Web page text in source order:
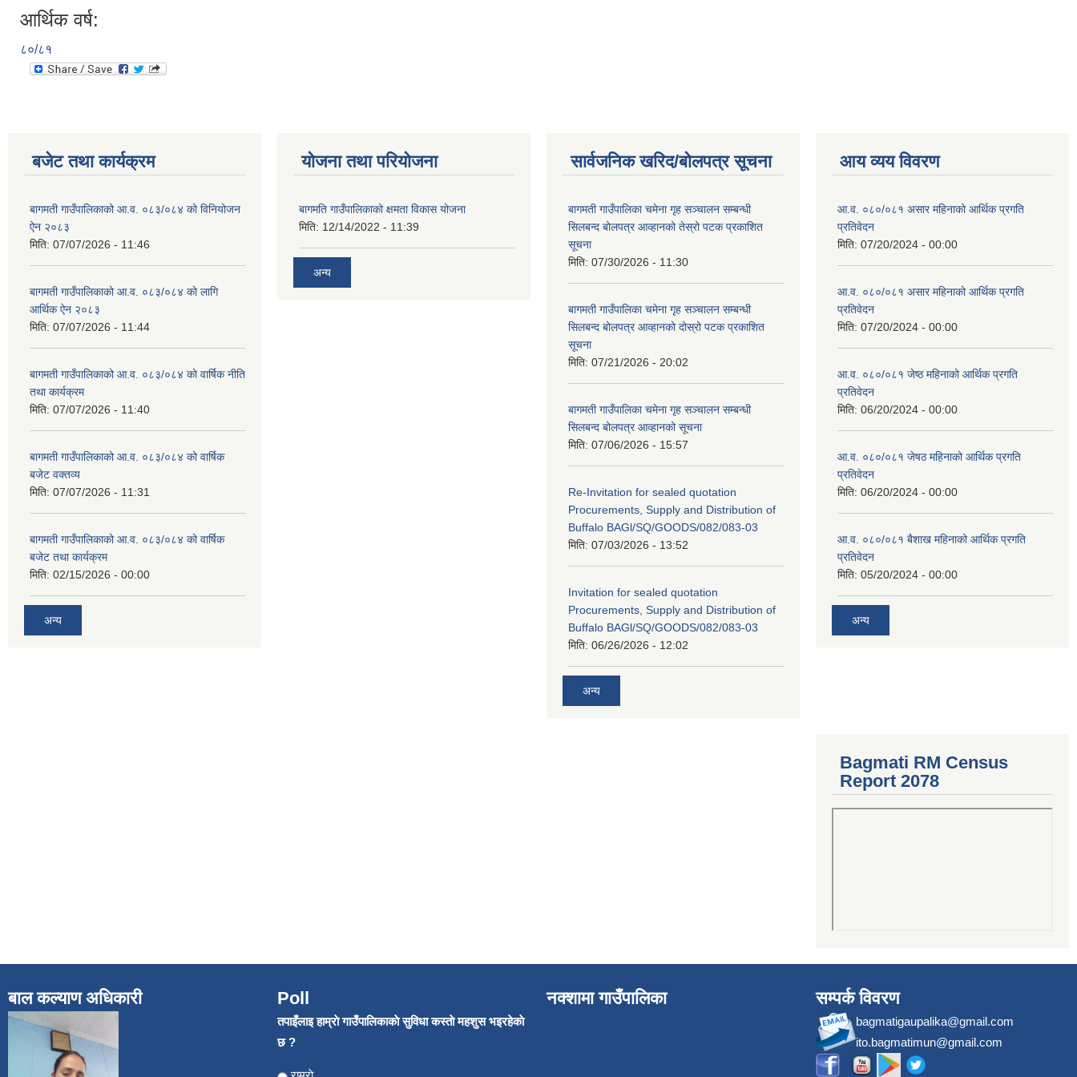
आर्थिक वर्ष:
८०/८१
बजेट तथा कार्यक्रम
बागमती गाउँपालिकाको आ.व. ०८३/०८४ को विनियोजन
ऐन २०८३
मिति: 07/07/2026 - 11:46
बागमती गाउँपालिकाको आ.व. ०८३/०८४ को लागि
आर्थिक ऐन २०८३
मिति: 07/07/2026 - 11:44
बागमती गाउँपालिकाको आ.व. ०८३/०८४ को वार्षिक नीति
तथा कार्यक्रम
मिति: 07/07/2026 - 11:40
बागमती गाउँपालिकाको आ.व. ०८३/०८४ को वार्षिक
बजेट वक्तव्य
मिति: 07/07/2026 - 11:31
बागमती गाउँपालिकाको आ.व. ०८३/०८४ को वार्षिक
बजेट तथा कार्यक्रम
मिति: 02/15/2026 - 00:00
अन्य
योजना तथा परियोजना
बागमति गाउँपालिकाको क्षमता विकास योजना
मिति: 12/14/2022 - 11:39
अन्य
सार्वजनिक खरिद/बोलपत्र सूचना
बागमती गाउँपालिका चमेना गृह सञ्चालन सम्बन्धी
सिलबन्द बोलपत्र आव्हानको तेस्रो पटक प्रकाशित
सूचना
मिति: 07/30/2026 - 11:30
बागमती गाउँपालिका चमेना गृह सञ्चालन सम्बन्धी
सिलबन्द बोलपत्र आव्हानको दोस्रो पटक प्रकाशित
सूचना
मिति: 07/21/2026 - 20:02
बागमती गाउँपालिका चमेना गृह सञ्चालन सम्बन्धी
सिलबन्द बोलपत्र आव्हानको सूचना
मिति: 07/06/2026 - 15:57
Re-Invitation for sealed quotation
Procurements, Supply and Distribution of
Buffalo BAGl/SQ/GOODS/082/083-03
मिति: 07/03/2026 - 13:52
Invitation for sealed quotation
Procurements, Supply and Distribution of
Buffalo BAGl/SQ/GOODS/082/083-03
मिति: 06/26/2026 - 12:02
अन्य
आय व्यय विवरण
आ.व. ०८०/०८१ असार महिनाको आर्थिक प्रगति
प्रतिवेदन
मिति: 07/20/2024 - 00:00
आ.व. ०८०/०८१ असार महिनाको आर्थिक प्रगति
प्रतिवेदन
मिति: 07/20/2024 - 00:00
आ.व. ०८०/०८१ जेष्ठ महिनाको आर्थिक प्रगति
प्रतिवेदन
मिति: 06/20/2024 - 00:00
आ.व. ०८०/०८१ जेषठ महिनाको आर्थिक प्रगति
प्रतिवेदन
मिति: 06/20/2024 - 00:00
आ.व. ०८०/०८१ बैशाख महिनाको आर्थिक प्रगति
प्रतिवेदन
मिति: 05/20/2024 - 00:00
अन्य
Bagmati RM Census
Report 2078
बाल कल्याण अधिकारी Poll
तपाइँलाइ हाम्राे गाउँपालिकाकाे सुविधा कस्ताे महशुस भइरहेकाे
छ ?
नक्शामा गाउँपालिका सम्पर्क विवरण
bagmatigaupalika@gmail.com
ito.bagmatimun@gmail.com